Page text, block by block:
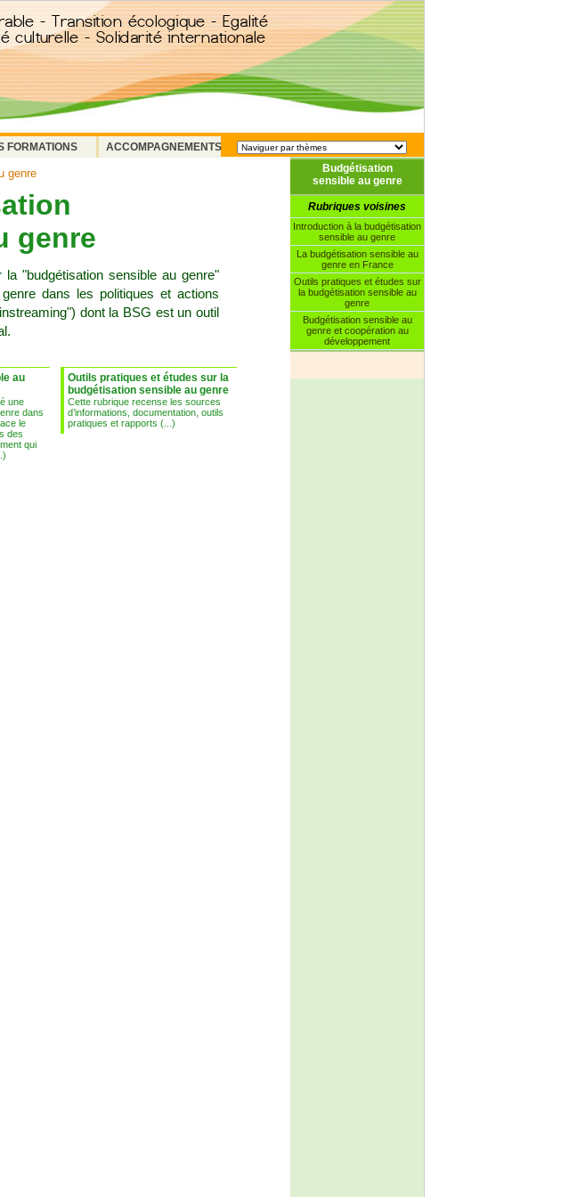
FORMATIONS
ACCOMPAGNEMENTS
Budgétisation
sensible au genre
Rubriques voisines
Introduction à la budgétisation
sensible au genre
La budgétisation sensible au
genre en France
Outils pratiques et études sur
la budgétisation sensible au
genre
Budgétisation sensible au
genre et coopération au
développement
genre
genre
"budgétisation sensible au genre"
dans les politiques et actions
dont la BSG est un outil
au
une
dans
le
des
qui
Outils pratiques et études sur la
budgétisation sensible au genre
Cette rubrique recense les sources
d’informations, documentation, outils
pratiques et rapports (...)